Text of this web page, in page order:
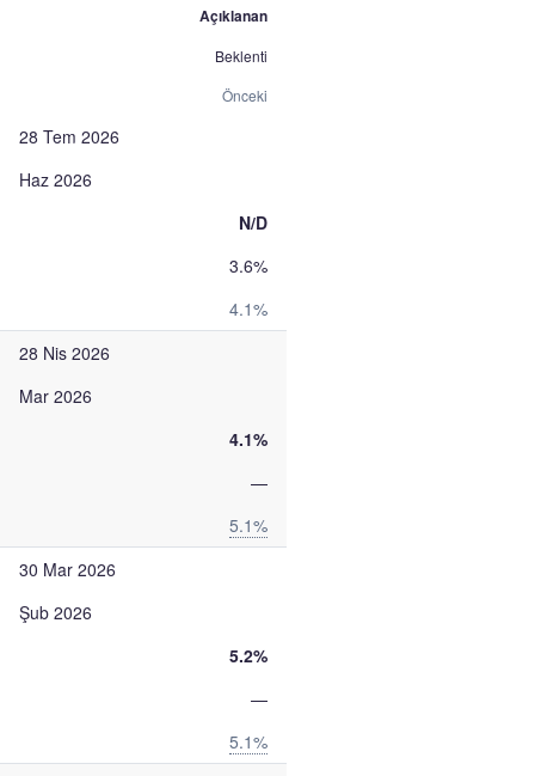
Açıklanan
Beklenti
Önceki
28 Tem 2026
Haz 2026
N/D
3.6%
4.1%
28 Nis 2026
Mar 2026
4.1%
—
5.1%
30 Mar 2026
Şub 2026
5.2%
—
5.1%